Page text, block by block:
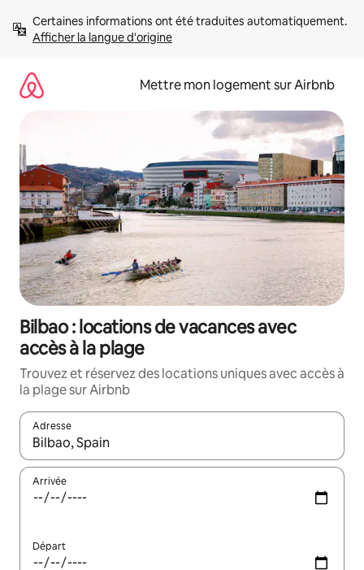
directement
Afficher la langue d'origine
Mettre mon logement sur Airbnb
Bilbao : locations de vacances avec
accès à la plage
Trouvez et réservez des locations uniques avec accès à
la plage sur Airbnb
Adresse
Lorsque les résultats s'affichent, utilisez les flèches vers le
Arrivée
Départ